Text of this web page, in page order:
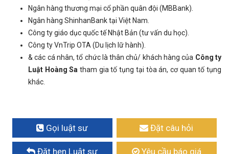
Ngân hàng thương mại cổ phần quân đội (MBBank).
Ngân hàng ShinhanBank tại Việt Nam.
Công ty giáo dục quốc tế Nhật Bản (tư vấn du học).
Công ty VnTrip OTA (Du lịch lữ hành).
& các cá nhân, tổ chức là thân chủ/ khách hàng của Công ty
Luật Hoàng Sa tham gia tố tụng tại tòa án, cơ quan tố tụng
khác.
Gọi luật sư Đặt câu hỏi
Đặt hẹn Luật sư Yêu cầu báo giá